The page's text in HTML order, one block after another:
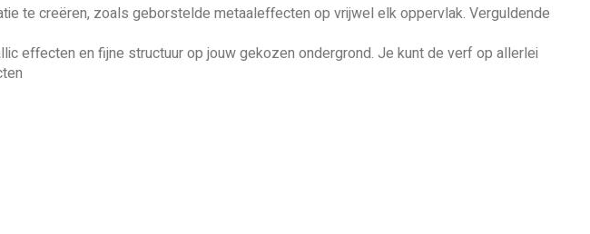
te creëren, zoals geborstelde metaaleffecten op vrijwel elk oppervlak. Verguldende
effecten en fijne structuur op jouw gekozen ondergrond. Je kunt de verf op allerlei